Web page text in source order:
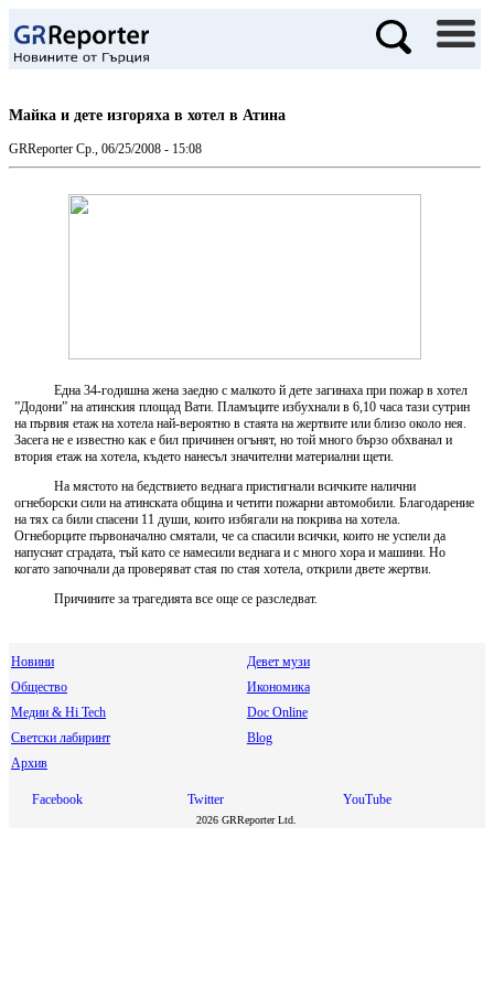
Майка и дете изгоряха в хотел в Атина
GRReporter Ср., 06/25/2008 - 15:08
Една 34-годишна жена заедно с малкото й дете загинаха при пожар в хотел
”Додони” на атинския площад Вати. Пламъците избухнали в 6,10 часа тази сутрин
на първия етаж на хотела най-вероятно в стаята на жертвите или близо около нея.
Засега не е известно как е бил причинен огънят, но той много бързо обхванал и
втория етаж на хотела, където нанесъл значителни материални щети.
На мястото на бедствието веднага пристигнали всичките налични
огнеборски сили на атинската община и четити пожарни автомобили. Благодарение
на тях са били спасени 11 души, които избягали на покрива на хотела.
Огнеборците първоначално смятали, че са спасили всички, които не успели да
напуснат сградата, тъй като се намесили веднага и с много хора и машини. Но
когато започнали да проверяват стая по стая хотела, открили двете жертви.
Причините за трагедията все още се разследват.
Новини
Девет музи
Общество
Икономика
Медии & Hi Tech
Doc Online
Светски лабиринт
Blog
Архив
Facebook Twitter YouTube
2026 GRReporter Ltd.